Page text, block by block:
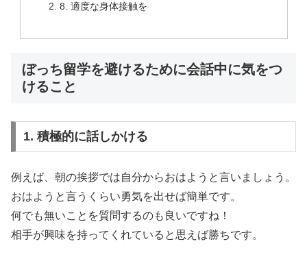
8. 適度な身体接触を
ぼっち留学を避けるために会話中に気をつ
けること
1. 積極的に話しかける
例えば、朝の挨拶では自分からおはようと言いましょう。
おはようと言うくらい勇気を出せば簡単です。
何でも無いことを質問するのも良いですね！
相手が興味を持ってくれていると思えば勝ちです。